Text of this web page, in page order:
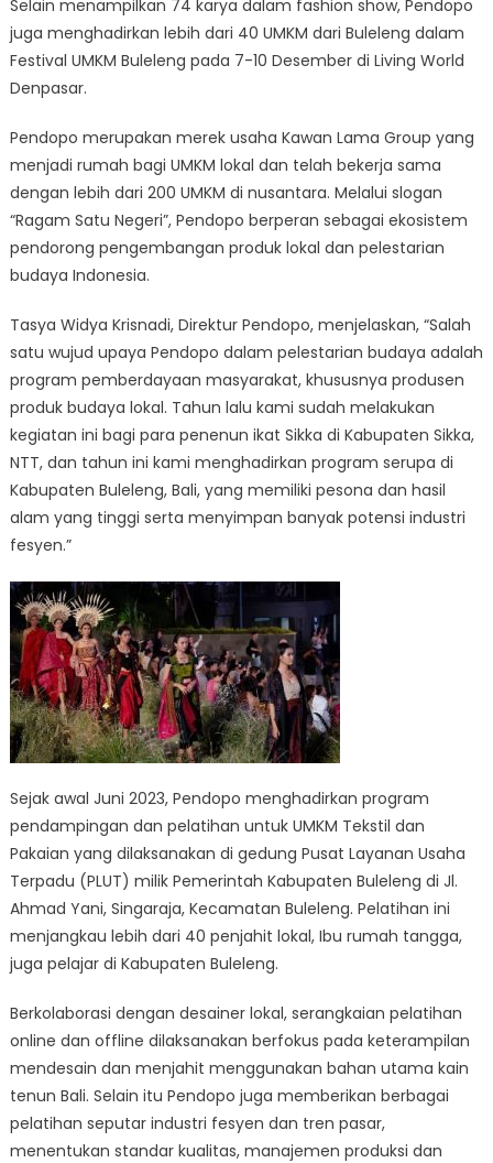
Selain menampilkan 74 karya dalam fashion show, Pendopo
juga menghadirkan lebih dari 40 UMKM dari Buleleng dalam
Festival UMKM Buleleng pada 7-10 Desember di Living World
Denpasar.
Pendopo merupakan merek usaha Kawan Lama Group yang
menjadi rumah bagi UMKM lokal dan telah bekerja sama
dengan lebih dari 200 UMKM di nusantara. Melalui slogan
“Ragam Satu Negeri”, Pendopo berperan sebagai ekosistem
pendorong pengembangan produk lokal dan pelestarian
budaya Indonesia.
Tasya Widya Krisnadi, Direktur Pendopo, menjelaskan, “Salah
satu wujud upaya Pendopo dalam pelestarian budaya adalah
program pemberdayaan masyarakat, khususnya produsen
produk budaya lokal. Tahun lalu kami sudah melakukan
kegiatan ini bagi para penenun ikat Sikka di Kabupaten Sikka,
NTT, dan tahun ini kami menghadirkan program serupa di
Kabupaten Buleleng, Bali, yang memiliki pesona dan hasil
alam yang tinggi serta menyimpan banyak potensi industri
fesyen.”
Sejak awal Juni 2023, Pendopo menghadirkan program
pendampingan dan pelatihan untuk UMKM Tekstil dan
Pakaian yang dilaksanakan di gedung Pusat Layanan Usaha
Terpadu (PLUT) milik Pemerintah Kabupaten Buleleng di Jl.
Ahmad Yani, Singaraja, Kecamatan Buleleng. Pelatihan ini
menjangkau lebih dari 40 penjahit lokal, Ibu rumah tangga,
juga pelajar di Kabupaten Buleleng.
Berkolaborasi dengan desainer lokal, serangkaian pelatihan
online dan offline dilaksanakan berfokus pada keterampilan
mendesain dan menjahit menggunakan bahan utama kain
tenun Bali. Selain itu Pendopo juga memberikan berbagai
pelatihan seputar industri fesyen dan tren pasar,
menentukan standar kualitas, manajemen produksi dan